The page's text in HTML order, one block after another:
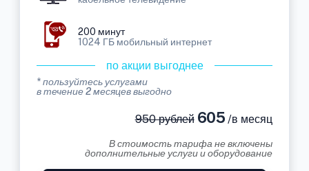
200 минут
1024 ГБ мобильный интернет
по акции выгоднее
* пользуйтесь услугами
в течение 2 месяцев выгодно
950 рублей605 /в месяц
В стоимость тарифа не включены
дополнительные услуги и оборудование